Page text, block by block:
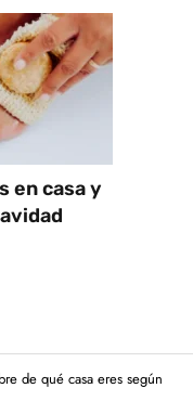
en casa y
de qué casa eres según